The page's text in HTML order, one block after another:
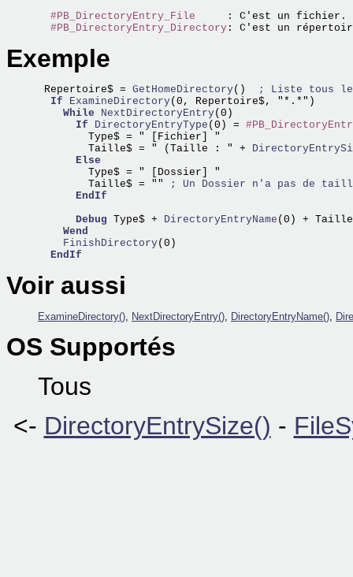
#PB_DirectoryEntry_File
     : C'est un fichier.
#PB_DirectoryEntry_Directory
Exemple
Repertoire$ = GetHomeDirectory()
; Liste tous
If
ExamineDirectory(0, Repertoire$, "*.*")
While
NextDirectoryEntry(0)
If
DirectoryEntryType (0) =
        Type$ = " [Fichier] "
        Taille$ = " (Taille : " +
Else
        Type$ = " [Dossier] "
        Taille$ = ""
; Un Dossier n'a pas de
EndIf
Debug Type$ + DirectoryEntryName (0) +
Wend
    FinishDirectory
(0)
EndIf
Voir aussi
ExamineDirectory(), NextDirectoryEntry(), DirectoryEntryName(),
OS Supportés
Tous
<- DirectoryEntrySize() -